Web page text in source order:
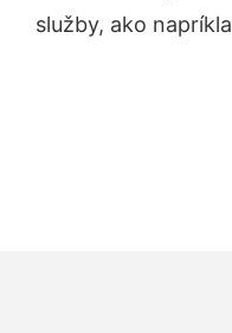
služby, ako